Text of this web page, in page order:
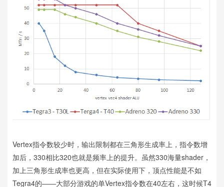
Vertex指令数较少时，输出限制都在三角形生成率上，指令数增
加后，330相比320也就是频率上的提升。虽然330海量shader，
加上三角形生成率也更高，但在实际使用下，顶点性能是不如
Tegra4的——大部分游戏的单Vertex指令数在40左右，这时候T4